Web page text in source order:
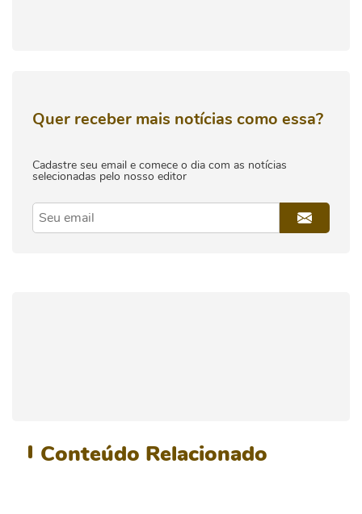
Quer receber mais notícias como essa?
Cadastre seu email e comece o dia com as notícias
selecionadas pelo nosso editor
Conteúdo Relacionado